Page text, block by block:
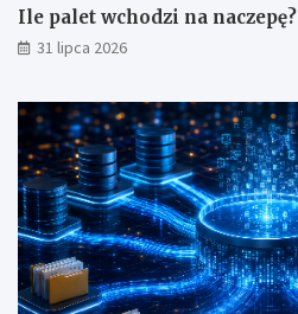
Ile palet wchodzi na naczepę?
31 lipca 2026